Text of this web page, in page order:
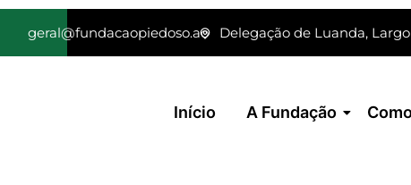
geral@fundacaopiedoso.ao Delegação de Luanda,
Início A Fundação